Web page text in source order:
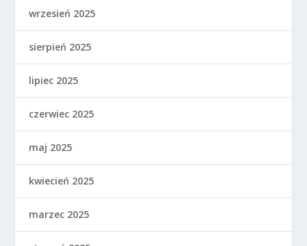
wrzesień 2025
sierpień 2025
lipiec 2025
czerwiec 2025
maj 2025
kwiecień 2025
marzec 2025